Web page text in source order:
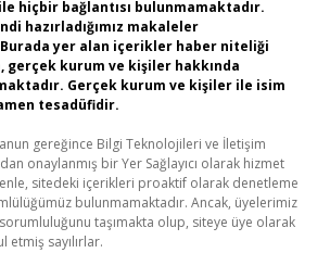
hiçbir bağlantısı bulunmamaktadır.
hazırladığımız makaleler
Burada yer alan içerikler haber niteliği
gerçek kurum ve kişiler hakkında
Gerçek kurum ve kişiler ile isim
tesadüfidir.
gereğince Bilgi Teknolojileri ve İletişim
onaylanmış bir Yer Sağlayıcı olarak hizmet
sitedeki içerikleri proaktif olarak denetleme
bulunmamaktadır. Ancak, üyelerimiz
taşımakta olup, siteye üye olarak
etmiş sayılırlar.